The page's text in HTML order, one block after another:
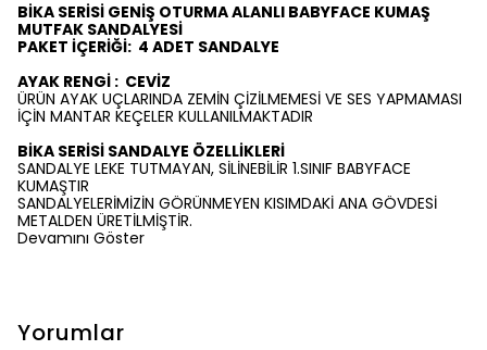
BİKA SERİSİ GENİŞ OTURMA ALANLI BABYFACE KUMAŞ
MUTFAK SANDALYESİ
PAKET İÇERİĞİ: 4 ADET SANDALYE
AYAK RENGİ : CEVİZ
ÜRÜN AYAK UÇLARINDA ZEMİN ÇİZİLMEMESİ VE SES YAPMAMASI
İÇİN MANTAR KEÇELER KULLANILMAKTADIR
BİKA SERİSİ SANDALYE ÖZELLİKLERİ
SANDALYE LEKE TUTMAYAN, SİLİNEBİLİR 1.SINIF BABYFACE
KUMAŞTIR
SANDALYELERİMİZİN GÖRÜNMEYEN KISIMDAKİ ANA GÖVDESİ
METALDEN ÜRETİLMİŞTİR.
Devamını Göster
Yorumlar